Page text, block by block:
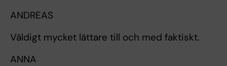
ANDREAS
Väldigt mycket lättare till och med faktiskt.
ANNA